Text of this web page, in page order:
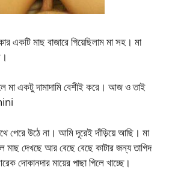
মাছ বাজারে গিয়েছিলাম মা সহ। মা
মা একটু দামাদামি বেশীই করে। আজ ও তাই
পেরে উঠে না। আমি দূরেই দাঁড়িয়ে আছি। মা
মাছ দেখছে আর বেছে বেছে কাটার জন্য তাগিদ
দোকানদার মায়ের পাছা গিলে খাচ্ছে।